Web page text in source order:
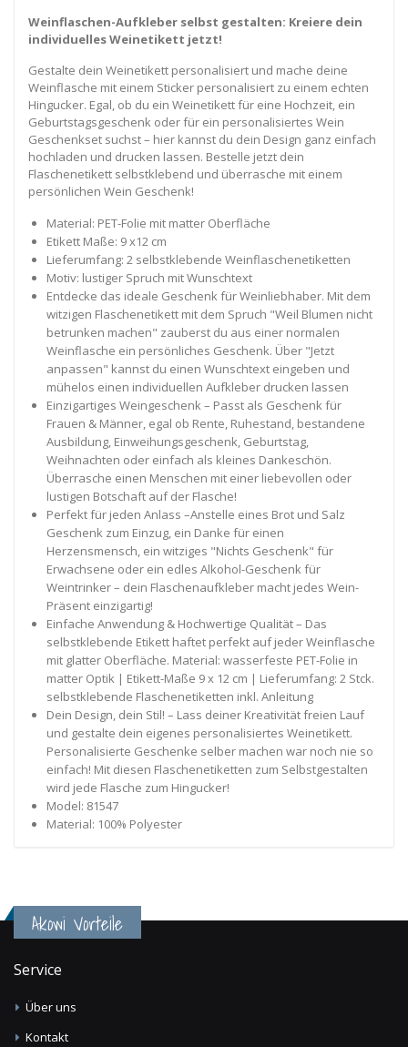
Weinflaschen-Aufkleber selbst gestalten: Kreiere dein
individuelles Weinetikett jetzt!
Gestalte dein Weinetikett personalisiert und mache deine
Weinflasche mit einem Sticker personalisiert zu einem echten
Hingucker. Egal, ob du ein Weinetikett für eine Hochzeit, ein
Geburtstagsgeschenk oder für ein personalisiertes Wein
Geschenkset suchst – hier kannst du dein Design ganz einfach
hochladen und drucken lassen. Bestelle jetzt dein
Flaschenetikett selbstklebend und überrasche mit einem
persönlichen Wein Geschenk!
Material: PET-Folie mit matter Oberfläche
Etikett Maße: 9 x12 cm
Lieferumfang: 2 selbstklebende Weinflaschenetiketten
Motiv: lustiger Spruch mit Wunschtext
Entdecke das ideale Geschenk für Weinliebhaber. Mit dem
witzigen Flaschenetikett mit dem Spruch "Weil Blumen nicht
betrunken machen" zauberst du aus einer normalen
Weinflasche ein persönliches Geschenk. Über "Jetzt
anpassen" kannst du einen Wunschtext eingeben und
mühelos einen individuellen Aufkleber drucken lassen
Einzigartiges Weingeschenk – Passt als Geschenk für
Frauen & Männer, egal ob Rente, Ruhestand, bestandene
Ausbildung, Einweihungsgeschenk, Geburtstag,
Weihnachten oder einfach als kleines Dankeschön.
Überrasche einen Menschen mit einer liebevollen oder
lustigen Botschaft auf der Flasche!
Perfekt für jeden Anlass –Anstelle eines Brot und Salz
Geschenk zum Einzug, ein Danke für einen
Herzensmensch, ein witziges "Nichts Geschenk" für
Erwachsene oder ein edles Alkohol-Geschenk für
Weintrinker – dein Flaschenaufkleber macht jedes Wein-
Präsent einzigartig!
Einfache Anwendung & Hochwertige Qualität – Das
selbstklebende Etikett haftet perfekt auf jeder Weinflasche
mit glatter Oberfläche. Material: wasserfeste PET-Folie in
matter Optik | Etikett-Maße 9 x 12 cm | Lieferumfang: 2 Stck.
selbstklebende Flaschenetiketten inkl. Anleitung
Dein Design, dein Stil! – Lass deiner Kreativität freien Lauf
und gestalte dein eigenes personalisiertes Weinetikett.
Personalisierte Geschenke selber machen war noch nie so
einfach! Mit diesen Flaschenetiketten zum Selbstgestalten
wird jede Flasche zum Hingucker!
Model: 81547
Material: 100% Polyester
Akowi Vorteile
Service
Über uns
Kontakt